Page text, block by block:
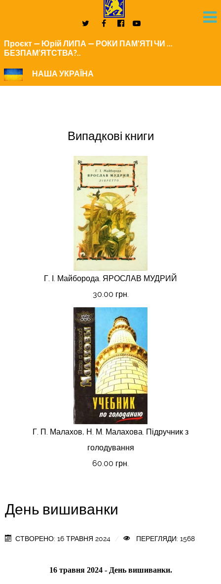
Проєкт — Юрій ЛИПА — РОКИ ПАМ'ЯТІ ЧИ ...
БЕЗПАМ’ЯТСТВА?..
НАША УКРАЇНА
Випадкові книги
Г. І. Майборода. ЯРОСЛАВ МУДРИЙ
30.00 грн.
Г. П. Малахов, Н. М. Малахова. Підручник з
голодування
60.00 грн.
День вишиванки
СТВОРЕНО: 16 ТРАВНЯ 2024 ПЕРЕГЛЯДИ: 1568
16 травня 2024 - День вишиванки.